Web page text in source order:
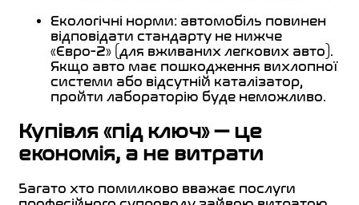
Екологічні норми: автомобіль повинен
відповідати стандарту не нижче
«Євро-2» (для вживаних легкових авто).
Якщо авто має пошкодження вихлопної
системи або відсутній каталізатор,
пройти лабораторію буде неможливо.
Купівля «під ключ» — це
економія, а не витрати
Багато хто помилково вважає послуги